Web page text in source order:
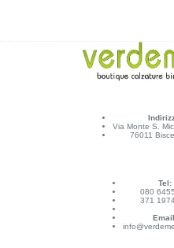
Via Monte S.
76011
Tel:
080
371